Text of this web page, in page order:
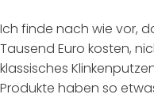
Ich finde nach wie vor,
Tausend Euro kosten,
klassisches
Produkte haben so